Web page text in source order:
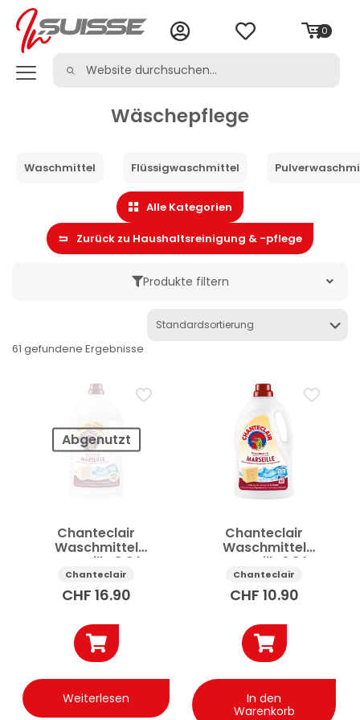
0
Wäschepflege
Waschmittel Flüssigwaschmittel
Alle Kategorien
Zurück zu Haushaltsreinigung & -pflege
Produkte filtern
Haushaltsreinigung & -pflege
Allzweckreiniger
Bodenreiniger
Bodenreinigung
Entkalker
Fettlöser
Fleckentferner
Mehr anzeigen
✕
61 gefundene Ergebnisse
Abgenutzt
Chanteclair
Waschmittel
Marseille 3.6 l
Chanteclair
CHF 16.90
Weiterlesen
Chanteclair
Waschmittel
Marseille 1.8 l
Chanteclair
CHF 10.90
In den
Warenkorb